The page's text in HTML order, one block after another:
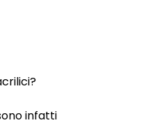
infatti